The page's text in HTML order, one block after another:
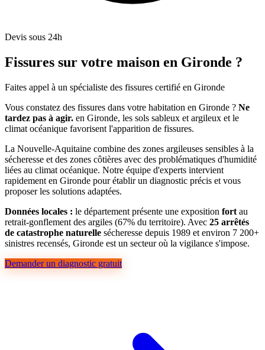
Devis sous 24h
Fissures sur votre maison en Gironde ?
Faites appel à un spécialiste des fissures certifié en Gironde
Vous constatez des fissures dans votre habitation en Gironde ? Ne
tardez pas à agir. en Gironde, les sols sableux et argileux et le
climat océanique favorisent l'apparition de fissures.
La Nouvelle-Aquitaine combine des zones argileuses sensibles à la
sécheresse et des zones côtières avec des problématiques d'humidité
liées au climat océanique. Notre équipe d'experts intervient
rapidement en Gironde pour établir un diagnostic précis et vous
proposer les solutions adaptées.
Données locales : le département présente une exposition fort au
retrait-gonflement des argiles (67% du territoire). Avec 25 arrêtés
de catastrophe naturelle sécheresse depuis 1989 et environ 7 200+
sinistres recensés, Gironde est un secteur où la vigilance s'impose.
Demander un diagnostic gratuit